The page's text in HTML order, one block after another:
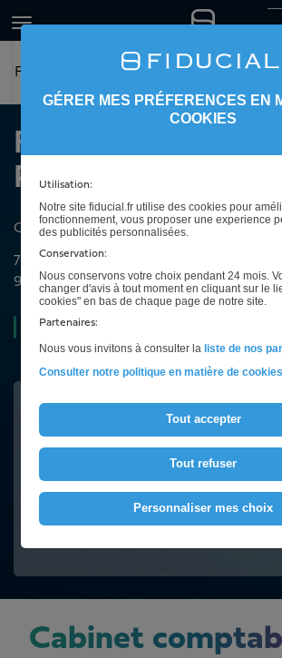
FIDUCIAL Expertise Le Port
FIDUCIAL
Port
Cabinet d'expertise comptable à La
7 rue de LOBELIE
97419 La Possession
Ouvert
Intéressé(e) ?
Contactez-nous
Cabinet
GÉRER MES PRÉFERENCES EN
COOKIES
Utilisation:
Notre site fiducial.fr utilise des cookies pour
fonctionnement, vous proposer une experience
des publicités personnalisées.
Conservation:
Nous conservons votre choix pendant 24 mois.
changer d'avis à tout moment en cliquant sur le
cookies" en bas de chaque page de notre site.
Partenaires:
Nous vous invitons à consulter la liste de nos
Consulter notre politique en matière de cookies
Tout accepter
Tout refuser
Personnaliser mes choix